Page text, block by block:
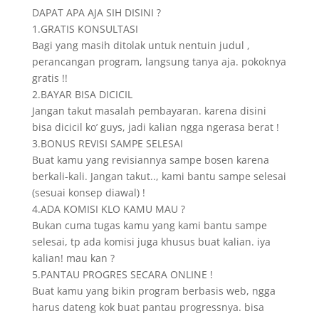
DAPAT APA AJA SIH DISINI ?
1.GRATIS KONSULTASI
Bagi yang masih ditolak untuk nentuin judul ,
perancangan program, langsung tanya aja. pokoknya
gratis !!
2.BAYAR BISA DICICIL
Jangan takut masalah pembayaran. karena disini
bisa dicicil ko’ guys, jadi kalian ngga ngerasa berat !
3.BONUS REVISI SAMPE SELESAI
Buat kamu yang revisiannya sampe bosen karena
berkali-kali. Jangan takut.., kami bantu sampe selesai
(sesuai konsep diawal) !
4.ADA KOMISI KLO KAMU MAU ?
Bukan cuma tugas kamu yang kami bantu sampe
selesai, tp ada komisi juga khusus buat kalian. iya
kalian! mau kan ?
5.PANTAU PROGRES SECARA ONLINE !
Buat kamu yang bikin program berbasis web, ngga
harus dateng kok buat pantau progressnya. bisa